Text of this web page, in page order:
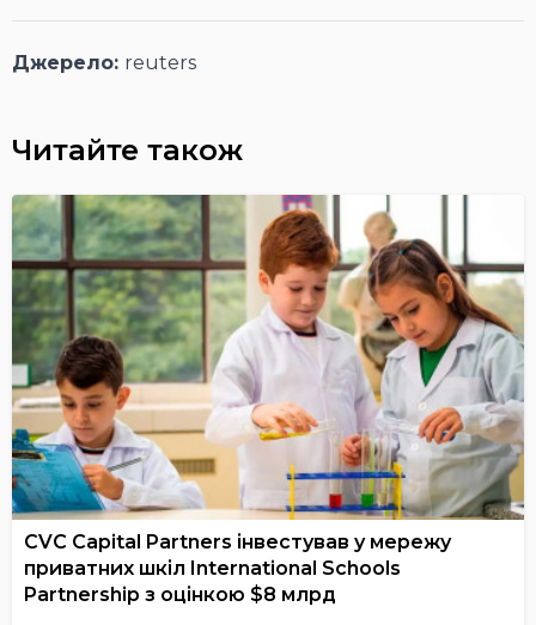
Джерело: reuters
Читайте також
CVC Capital Partners інвестував у мережу
приватних шкіл International Schools
Partnership з оцінкою $8 млрд